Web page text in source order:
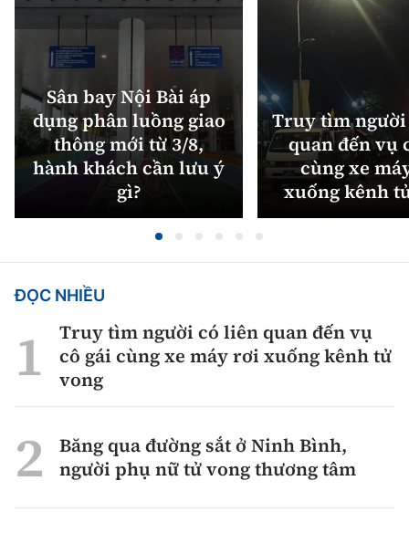
Sân bay Nội Bài áp
dụng phân luồng giao
thông mới từ 3/8,
hành khách cần lưu ý
gì?
Truy tìm
quan đến vụ
cùng xe
xuống kênh
ĐỌC NHIỀU
Truy tìm người có liên quan đến vụ
cô gái cùng xe máy rơi xuống kênh tử
vong
Băng qua đường sắt ở Ninh Bình,
người phụ nữ tử vong thương tâm